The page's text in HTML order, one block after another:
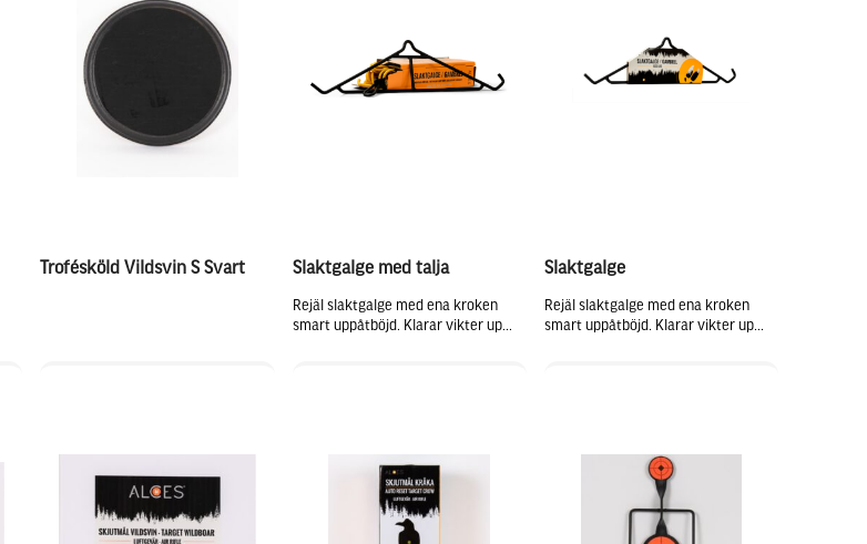
Trofésköld Vildsvin S Svart Slaktgalge med talja
Rejäl slaktgalge med ena kroken
smart uppåtböjd. Klarar vikter up...
Slaktgalge
Rejäl slaktgalge med ena kroken
smart uppåtböjd. Klarar vikter up...